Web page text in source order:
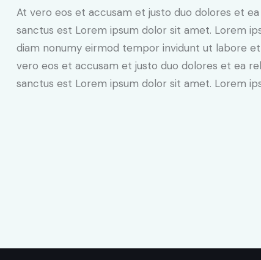
At vero eos et accusam et justo duo dolores et
sanctus est Lorem ipsum dolor sit amet. Lorem
diam nonumy eirmod tempor invidunt ut labore
vero eos et accusam et justo duo dolores et ea
sanctus est Lorem ipsum dolor sit amet. Lorem